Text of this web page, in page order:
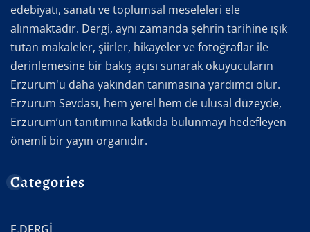
edebiyatı, sanatı ve toplumsal meseleleri ele
alınmaktadır. Dergi, aynı zamanda şehrin tarihine ışık
tutan makaleler, şiirler, hikayeler ve fotoğraflar ile
derinlemesine bir bakış açısı sunarak okuyucuların
Erzurum'u daha yakından tanımasına yardımcı olur.
Erzurum Sevdası, hem yerel hem de ulusal düzeyde,
Erzurum’un tanıtımına katkıda bulunmayı hedefleyen
önemli bir yayın organıdır.
Categories